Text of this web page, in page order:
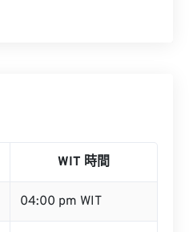
WIT 時間
04:00 pm WIT